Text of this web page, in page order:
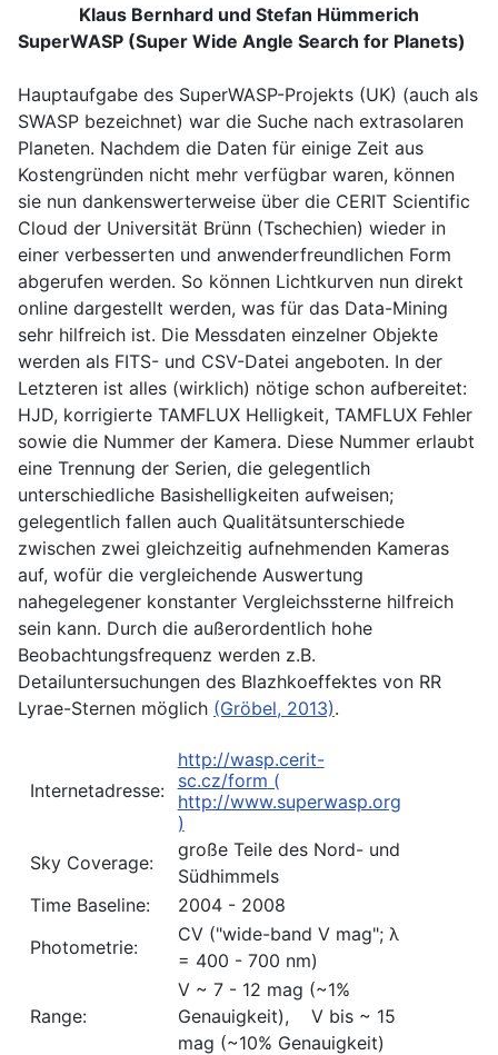
Klaus Bernhard und Stefan Hümmerich
SuperWASP (Super Wide Angle Search for Planets)
Hauptaufgabe des SuperWASP-Projekts (UK) (auch als
SWASP bezeichnet) war die Suche nach extrasolaren
Planeten. Nachdem die Daten für einige Zeit aus
Kostengründen nicht mehr verfügbar waren, können
sie nun dankenswerterweise über die CERIT Scientific
Cloud der Universität Brünn (Tschechien) wieder in
einer verbesserten und anwenderfreundlichen Form
abgerufen werden. So können Lichtkurven nun direkt
online dargestellt werden, was für das Data-Mining
sehr hilfreich ist. Die Messdaten einzelner Objekte
werden als FITS- und CSV-Datei angeboten. In der
Letzteren ist alles (wirklich) nötige schon aufbereitet:
HJD, korrigierte TAMFLUX Helligkeit, TAMFLUX Fehler
sowie die Nummer der Kamera. Diese Nummer erlaubt
eine Trennung der Serien, die gelegentlich
unterschiedliche Basishelligkeiten aufweisen;
gelegentlich fallen auch Qualitätsunterschiede
zwischen zwei gleichzeitig aufnehmenden Kameras
auf, wofür die vergleichende Auswertung
nahegelegener konstanter Vergleichssterne hilfreich
sein kann. Durch die außerordentlich hohe
Beobachtungsfrequenz werden z.B.
Detailuntersuchungen des Blazhkoeffektes von RR
Lyrae-Sternen möglich (Gröbel, 2013).
Internetadresse:
http://wasp.cerit-
sc.cz/form (
http://www.superwasp.org
)
Sky Coverage:
große Teile des Nord- und
Südhimmels
Time Baseline:
2004 - 2008
Photometrie:
CV ("wide-band V mag"; λ
= 400 - 700 nm)
Range:
V ~ 7 - 12 mag (~1%
Genauigkeit), V bis ~ 15
mag (~10% Genauigkeit)